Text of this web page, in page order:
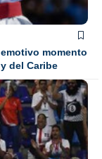
momento
del Caribe